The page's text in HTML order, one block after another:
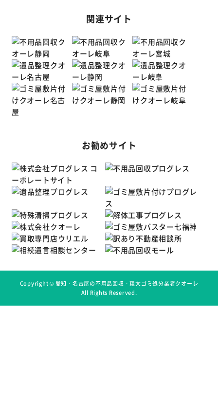
関連サイト
お勧めサイト
Copyright © 愛知・名古屋の不用品回収・粗大ゴミ処分業者クオーレ
All Rights Reserved.